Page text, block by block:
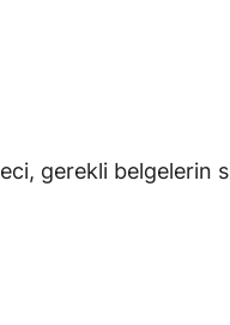
gerekli belgelerin